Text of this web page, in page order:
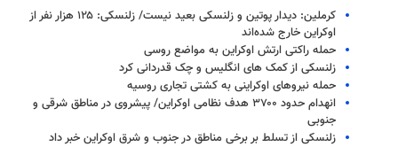
کرملین: دیدار پوتین و زلنسکی بعید نیست/ زلنسکی: ۱۲۵ هزار نفر از
اوکراین خارج شده‌اند
حمله راکتی ارتش اوکراین به مواضع روسی
زلنسکی از کمک های انگلیس و چک قدردانی کرد
حمله نیروهای اوکراینی به کشتی تجاری روسیه
انهدام حدود ۳۷۰۰ هدف نظامی اوکراین/ پیشروی در مناطق شرقی و
جنوبی
زلنسکی از تسلط بر برخی مناطق در جنوب و شرق اوکراین خبر داد